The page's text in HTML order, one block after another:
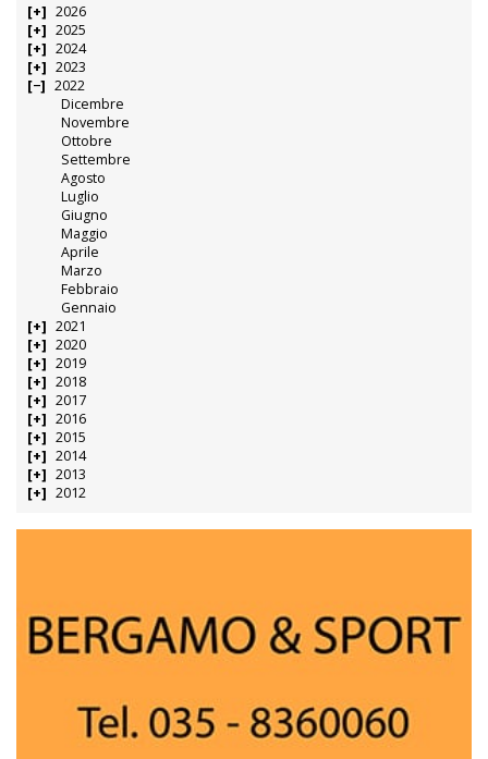
2026
2025
2024
2023
2022
Dicembre
Novembre
Ottobre
Settembre
Agosto
Luglio
Giugno
Maggio
Aprile
Marzo
Febbraio
Gennaio
2021
2020
2019
2018
2017
2016
2015
2014
2013
2012